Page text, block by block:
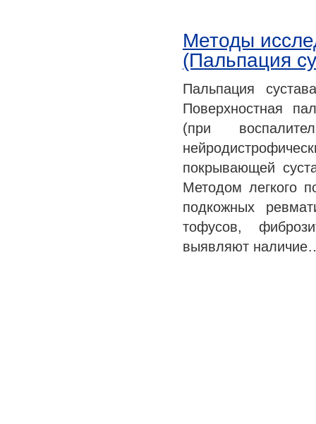
Методы
(Пальпация
Пальпация
Поверхностная
(при
покрывающей
Методом легкого
подкожных
тофусов,
выявляют